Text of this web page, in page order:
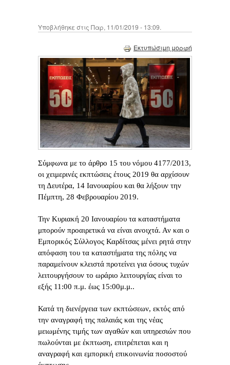
Υποβλήθηκε στις Παρ, 11/01/2019 - 13:09.
Εκτυπώσιμη μορφή
Σύμφωνα με το άρθρο 15 του νόμου 4177/2013,
οι χειμερινές εκπτώσεις έτους 2019 θα αρχίσουν
τη Δευτέρα, 14 Ιανουαρίου και θα λήξουν την
Πέμπτη, 28 Φεβρουαρίου 2019.
Την Κυριακή 20 Ιανουαρίου τα καταστήματα
μπορούν προαιρετικά να είναι ανοιχτά. Αν και ο
Εμπορικός Σύλλογος Καρδίτσας μένει ρητά στην
απόφαση του τα καταστήματα της πόλης να
παραμείνουν κλειστά προτείνει για όσους τυχών
λειτουργήσουν το ωράριο λειτουργίας είναι το
εξής 11:00 π.μ. έως 15:00μ.μ..
Κατά τη διενέργεια των εκπτώσεων, εκτός από
την αναγραφή της παλαιάς και της νέας
μειωμένης τιμής των αγαθών και υπηρεσιών που
πωλούνται με έκπτωση, επιτρέπεται και η
αναγραφή και εμπορική επικοινωνία ποσοστού